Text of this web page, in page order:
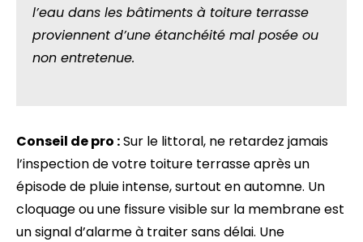
l’eau dans les bâtiments à toiture terrasse
proviennent d’une étanchéité mal posée ou
non entretenue.
Conseil de pro :Sur le littoral, ne retardez jamais
l’inspection de votre toiture terrasse après un
épisode de pluie intense, surtout en automne. Un
cloquage ou une fissure visible sur la membrane est
un signal d’alarme à traiter sans délai. Une